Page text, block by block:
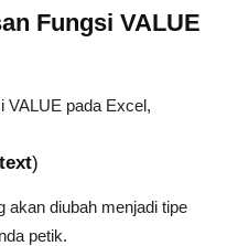
Fungsi VALUE
VALUE pada Excel,
)
akan diubah menjadi tipe
petik.